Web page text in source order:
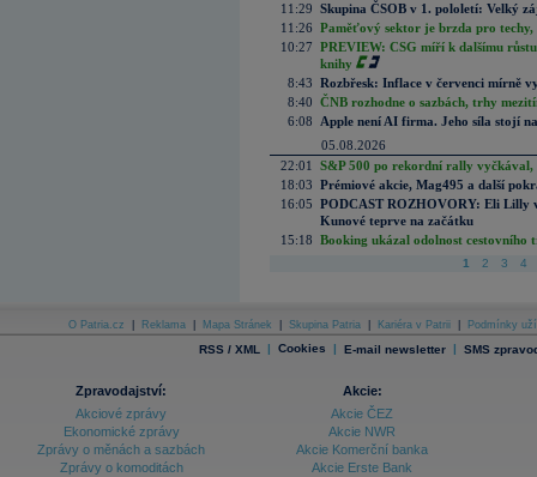
11:29 Skupina ČSOB v 1. pololetí: Velký
11:26 Paměťový sektor je brzda pro techy,
10:27 PREVIEW: CSG míří k dalšímu
knihy
8:43 Rozbřesk: Inflace v červenci mírně
8:40 ČNB rozhodne o sazbách, trhy
6:08
Apple není AI firma. Jeho síla stojí
05.08.2026
22:01
S&P 500 po rekordní rally vyčkával,
18:03 Prémiové akcie, Mag495 a další
16:05 PODCAST ROZHOVORY: Eli Lilly
Kunové teprve na začátku
15:18 Booking ukázal odolnost cestovního
1 2 3 4
O Patria.cz Reklama Mapa Stránek Skupina Patria Kariéra v Patrii Podmínky
RSS / XML | Cookies | E-mail newsletter | SMS
Zpravodajství:
Akciové zprávy
Ekonomické zprávy
Zprávy o měnách a sazbách
Zprávy o komoditách
Akcie:
Akcie ČEZ
Akcie NWR
Akcie Komerční banka
Akcie Erste Bank